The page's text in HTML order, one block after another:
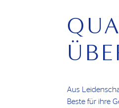
Aus
Beste für ihre